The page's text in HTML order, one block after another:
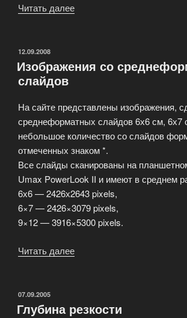
Читать далее
расстояния»
ОПУБЛИКОВАНО
12.09.2008
Изображения со
слайдов
На сайте представлены изображения,
среднеформатных слайдов 6х6 см, 6х7
небольшое количество со слайдов
отмеченных знаком *.
Все слайды сканированы на
Umax PowerLook II и имеют в среднем
6х6 — 2426х2643 pixels,
6×7 — 2426×3079 pixels,
9×12 — 3916×5300 pixels.
Читать далее
ОПУБЛИКОВАНО
07.09.2005
Глубина резкости